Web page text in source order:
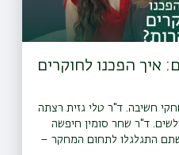
איך הפכנו לחוקרים
חשיבה. ד"ר טלי גזית רצתה
ד"ר שחר סומין חיפשה
התגלגלו לתחום המחקר –